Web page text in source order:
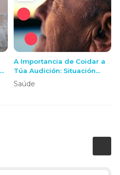
A Importancia de Coidar a
Túa Audición: Situación
Actual e Solucións Expertas
Saúde